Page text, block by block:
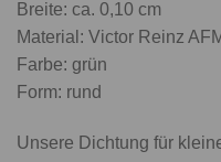
Breite: ca. 0,10 cm
Material: Victor Reinz
Farbe: grün
Form: rund
Unsere Dichtung für